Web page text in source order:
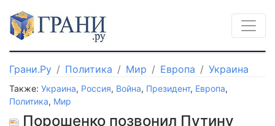
Грани.Ру Политика Мир Европа Украина
Также: Украина, Россия, Война, Президент, Европа,
Политика, Мир
Порошенко позвонил Путину